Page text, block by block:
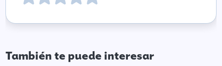
También te puede interesar